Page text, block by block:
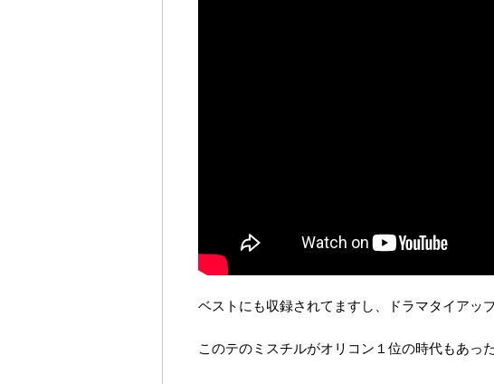
ベストにも収録されてますし、ドラマタイアッ
このテのミスチルがオリコン１位の時代もあっ